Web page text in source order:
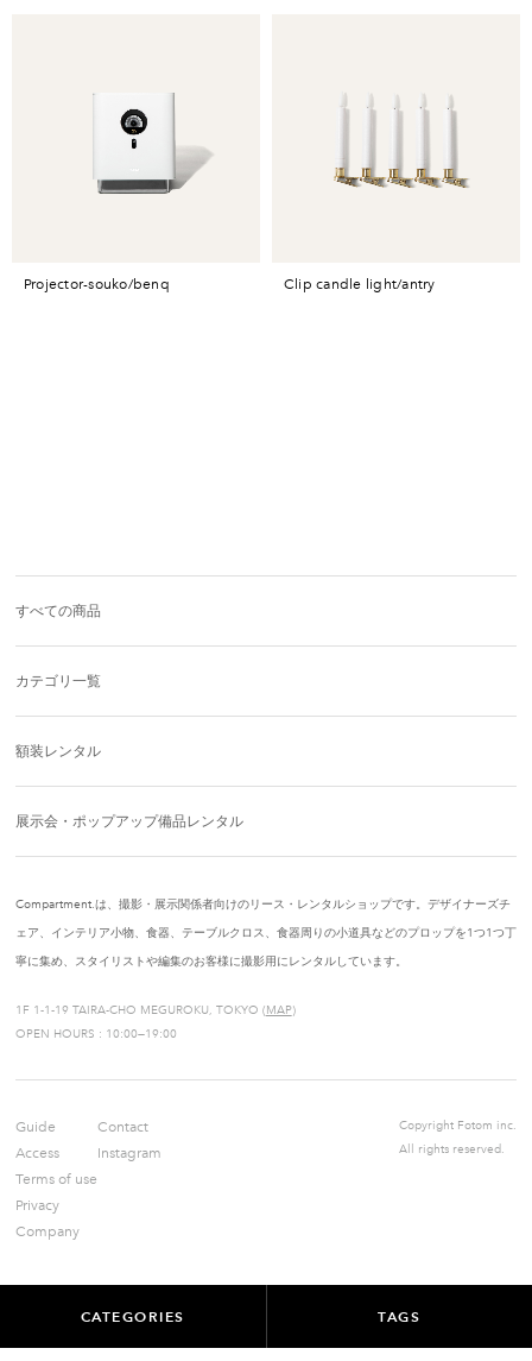
CATEGORIES TAGS
projector-souko/benq clip candle light/antry
すべての商品
カテゴリ一覧
額装レンタル
展示会・ポップアップ備品レンタル
Compartment.は、撮影・展示関係者向けのリース・レンタルショップです。デザイナーズチ
ェア、インテリア小物、食器、テーブルクロス、食器周りの小道具などのプロップを1つ1つ丁
寧に集め、スタイリストや編集のお客様に撮影用にレンタルしています。
1F 1-1-19 TAIRA-CHO MEGUROKU, TOKYO (MAP)
OPEN HOURS : 10:00—19:00
Guide
Access
Terms of use
Privacy
Company
Contact
Instagram
Copyright Fotom inc.
All rights reserved.